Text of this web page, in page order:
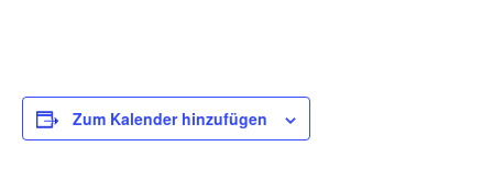
Zum Kalender hinzufügen